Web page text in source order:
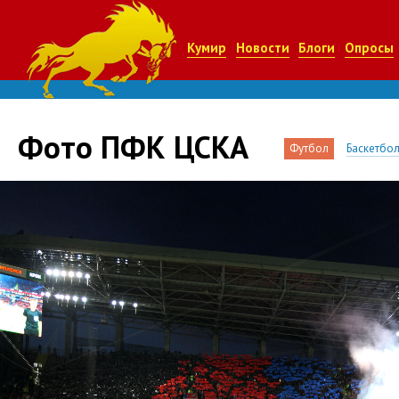
Кумир Новости Блоги Опросы
Фото ПФК ЦСКА Футбол Баскетбол